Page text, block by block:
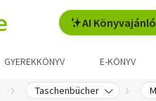
AI Könyvajánló
GYEREKKÖNYV E-KÖNYV
Taschenbücher